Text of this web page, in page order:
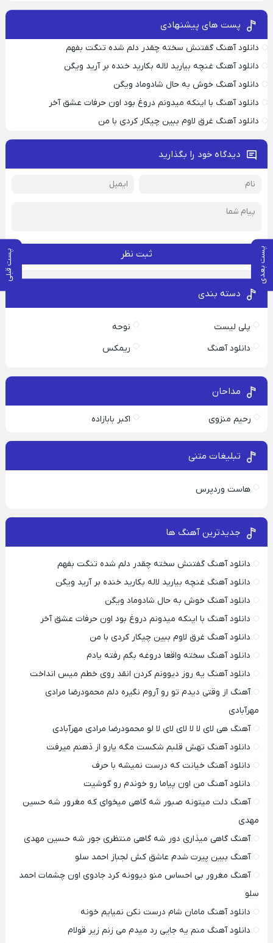
پست بعدی پست قبلی
پست های پیشنهادی
دانلود آهنگ گفتنش سخته چقدر دلم شده تنگت بفهم
دانلود آهنگ غنچه بیارید لاله بکارید خنده بر آرید ویگن
دانلود آهنگ خوش به حال شادوماد ویگن
دانلود آهنگ با اینکه میدونم دروغ بود اون حرفات عشق آخر
دانلود آهنگ غرق لاوم ببین چیکار کردی با من
دیدگاه خود را بگذارید
ثبت نظر
دسته بندی
پلی لیست
نوحه
دانلود آهنگ
ریمکس
مداحان
رحیم منزوی اکبر بابازاده
تبلیغات متنی
هاست وردپرس
جدیدترین آهنگ ها
دانلود آهنگ گفتنش سخته چقدر دلم شده تنگت بفهم
دانلود آهنگ غنچه بیارید لاله بکارید خنده بر آرید ویگن
دانلود آهنگ خوش به حال شادوماد ویگن
دانلود آهنگ با اینکه میدونم دروغ بود اون حرفات عشق آخر
دانلود آهنگ غرق لاوم ببین چیکار کردی با من
دانلود آهنگ سخته واقعا دروغه بگم رفته یادم
دانلود آهنگ یه روز دیوونم کردن انقد روی خطم میس انداخت
آهنگ از وقتی دیدم تو رو آروم نگیره دلم محمودرضا مرادی
مهرآبادی
آهنگ هی لای لا لا لای لای لا لو محمودرضا مرادی مهرآبادی
دانلود آهنگ تهش قلبم شکست مگه یارو از ذهنم میرفت
دانلود آهنگ خیانت که درست نمیشه با حرف
دانلود آهنگ من اون پیاما رو خوندم رو گوشیت
آهنگ دلت میتونه صبور شه گاهی میخوای که مغرور شه حسین
مهدی
آهنگ گاهی میذاری دور شه گاهی منتظری جور شه حسین مهدی
آهنگ ببین پیرت شدم عاشق کش لجباز احمد سلو
آهنگ مغرور بی احساس منو دیوونه کرد جادوی اون چشمات احمد
سلو
دانلود آهنگ مامان شام درست نکن نمیایم خونه
دانلود آهنگ منم یه جایی رد میدم می زنم زیر قولام